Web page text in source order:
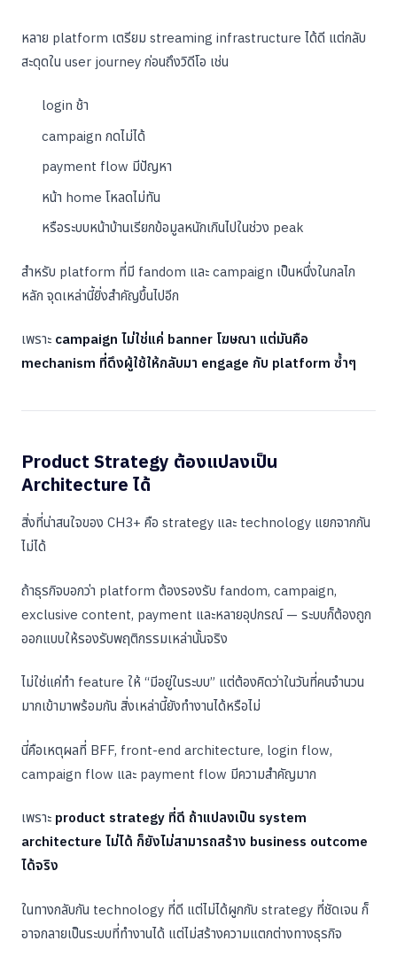
หลาย platform เตรียม streaming infrastructure ได้ดี แต่กลับ
สะดุดใน user journey ก่อนถึงวิดีโอ เช่น
login ช้า
campaign กดไม่ได้
payment flow มีปัญหา
หน้า home โหลดไม่ทัน
หรือระบบหน้าบ้านเรียกข้อมูลหนักเกินไปในช่วง peak
สำหรับ platform ที่มี fandom และ campaign เป็นหนึ่งในกลไก
หลัก จุดเหล่านี้ยิ่งสำคัญขึ้นไปอีก
เพราะ campaign ไม่ใช่แค่ banner โฆษณา แต่มันคือ
mechanism ที่ดึงผู้ใช้ให้กลับมา engage กับ platform ซ้ำๆ
Product Strategy ต้องแปลงเป็น
Architecture ได้
สิ่งที่น่าสนใจของ CH3+ คือ strategy และ technology แยกจากกัน
ไม่ได้
ถ้าธุรกิจบอกว่า platform ต้องรองรับ fandom, campaign,
exclusive content, payment และหลายอุปกรณ์ — ระบบก็ต้องถูก
ออกแบบให้รองรับพฤติกรรมเหล่านั้นจริง
ไม่ใช่แค่ทำ feature ให้ “มีอยู่ในระบบ” แต่ต้องคิดว่าในวันที่คนจำนวน
มากเข้ามาพร้อมกัน สิ่งเหล่านี้ยังทำงานได้หรือไม่
นี่คือเหตุผลที่ BFF, front-end architecture, login flow,
campaign flow และ payment flow มีความสำคัญมาก
เพราะ product strategy ที่ดี ถ้าแปลงเป็น system
architecture ไม่ได้ ก็ยังไม่สามารถสร้าง business outcome
ได้จริง
ในทางกลับกัน technology ที่ดี แต่ไม่ได้ผูกกับ strategy ที่ชัดเจน ก็
อาจกลายเป็นระบบที่ทำงานได้ แต่ไม่สร้างความแตกต่างทางธุรกิจ